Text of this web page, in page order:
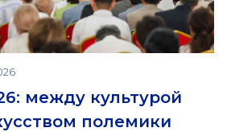
между культурой
полемики